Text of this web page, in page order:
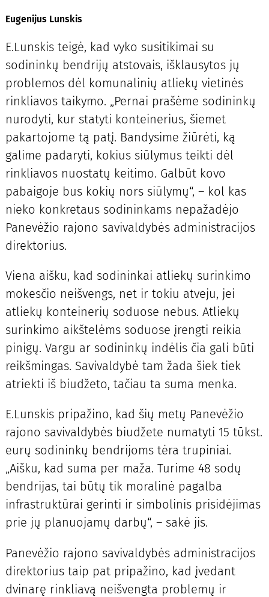
Eugenijus Lunskis
E.Lunskis teigė, kad vyko susitikimai su
sodininkų bendrijų atstovais, išklausytos jų
problemos dėl komunalinių atliekų vietinės
rinkliavos taikymo. „Pernai prašėme sodininkų
nurodyti, kur statyti konteinerius, šiemet
pakartojome tą patį. Bandysime žiūrėti, ką
galime padaryti, kokius siūlymus teikti dėl
rinkliavos nuostatų keitimo. Galbūt kovo
pabaigoje bus kokių nors siūlymų“, – kol kas
nieko konkretaus sodininkams nepažadėjo
Panevėžio rajono savivaldybės administracijos
direktorius.
Viena aišku, kad sodininkai atliekų surinkimo
mokesčio neišvengs, net ir tokiu atveju, jei
atliekų konteinerių soduose nebus. Atliekų
surinkimo aikštelėms soduose įrengti reikia
pinigų. Vargu ar sodininkų indėlis čia gali būti
reikšmingas. Savivaldybė tam žada šiek tiek
atriekti iš biudžeto, tačiau ta suma menka.
E.Lunskis pripažino, kad šių metų Panevėžio
rajono savivaldybės biudžete numatyti 15 tūkst.
eurų sodininkų bendrijoms tėra trupiniai.
„Aišku, kad suma per maža. Turime 48 sodų
bendrijas, tai būtų tik moralinė pagalba
infrastruktūrai gerinti ir simbolinis prisidėjimas
prie jų planuojamų darbų“, – sakė jis.
Panevėžio rajono savivaldybės administracijos
direktorius taip pat pripažino, kad įvedant
dvinarę rinkliavą neišvengta problemų ir